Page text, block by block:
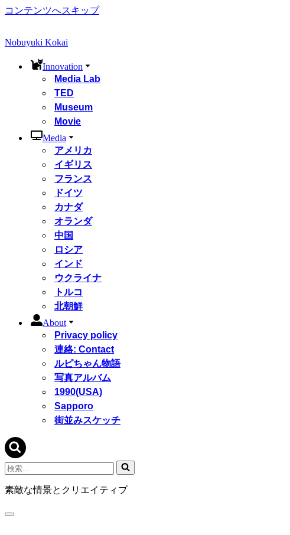
コンテンツへスキップ
Nobuyuki Kokai
Innovation
Media Lab
TED
Museum
Movie
Media
アメリカ
イギリス
フランス
ドイツ
カナダ
オランダ
中国
ロシア
インド
ウクライナ
トルコ
北朝鮮
About
Privacy policy
連絡: Contact
ルピちゃん物語
写真アルバム
1990(USA)
Sapporo
街並みスケッチ
検
索...
素敵な情景とクリエイティブ
ナ